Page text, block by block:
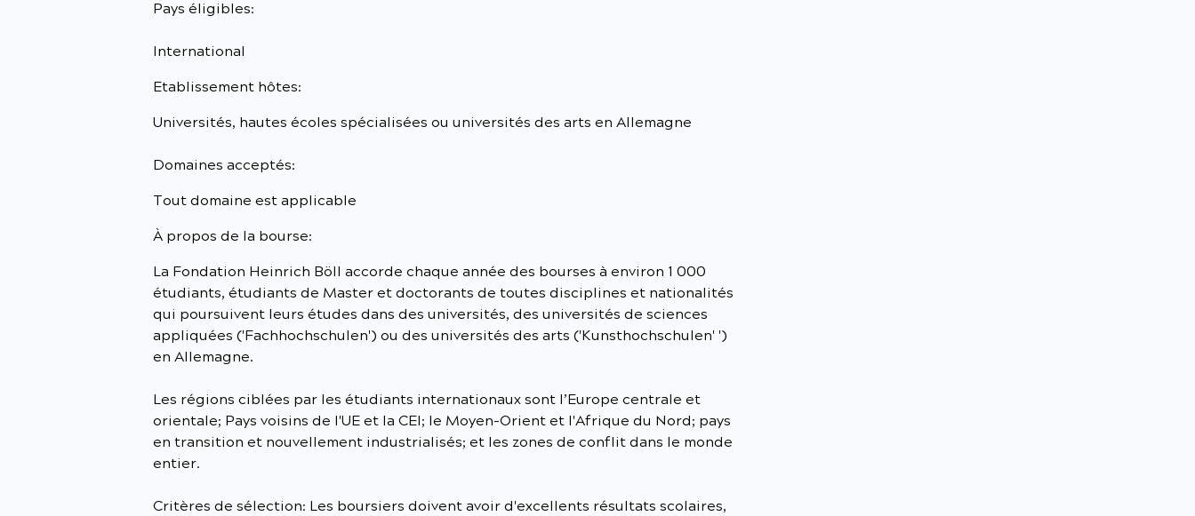
Pays éligibles:
International
Etablissement hôtes:
Universités, hautes écoles spécialisées ou universités des arts en Allemagne
Domaines acceptés:
Tout domaine est applicable
À propos de la bourse:
La Fondation Heinrich Böll accorde chaque année des bourses à environ 1 000
étudiants, étudiants de Master et doctorants de toutes disciplines et nationalités
qui poursuivent leurs études dans des universités, des universités de sciences
appliquées ('Fachhochschulen') ou des universités des arts ('Kunsthochschulen' ')
en Allemagne.
Les régions ciblées par les étudiants internationaux sont l’Europe centrale et
orientale; Pays voisins de l'UE et la CEI; le Moyen-Orient et l'Afrique du Nord; pays
en transition et nouvellement industrialisés; et les zones de conflit dans le monde
entier.
Critères de sélection: Les boursiers doivent avoir d'excellents résultats scolaires,